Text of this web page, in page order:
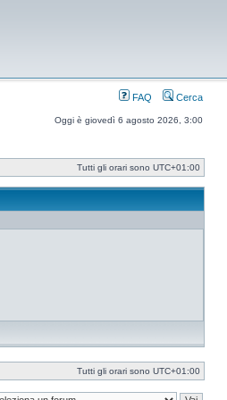
FAQ Cerca
Oggi è giovedì 6 agosto 2026, 3:00
Tutti gli orari sono UTC+01:00
Tutti gli orari sono UTC+01:00